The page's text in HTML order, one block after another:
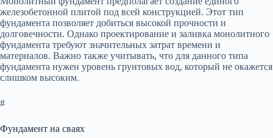
железобетонной плитой под всей конструкцией. Этот тип
фундамента позволяет добиться высокой прочности и
долговечности. Однако проектирование и заливка монолитного
фундамента требуют значительных затрат времени и
материалов. Важно также учитывать, что для данного типа
фундамента нужен уровень грунтовых вод, который не окажется
слишком высоким.
#
Фундамент на сваях